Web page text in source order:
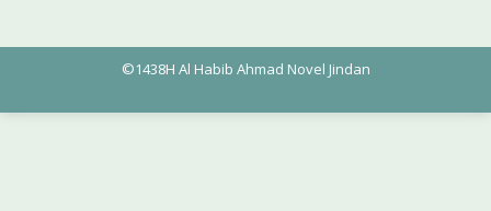
©1438H Al Habib Ahmad Novel Jindan